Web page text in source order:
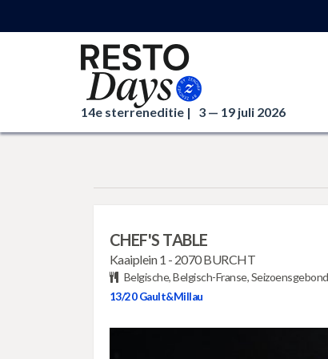
14e sterreneditie | 3 — 19 juli 2026
CHEF'S TABLE
Kaaiplein 1 - 2070 BURCHT
Belgische, Belgisch-Franse,
13/20Gault&Millau